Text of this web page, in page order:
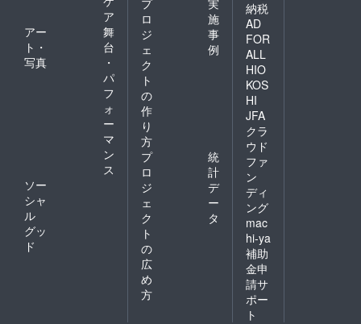
ア
アー
ト・
写真
舞
台
・
パ
フ
ォ
ー
マ
ン
ス
ソー
シャ
ル
グッ
ド
プ
ロ
ジ
ェ
ク
ト
の
作
り
方
実
施
事
例
プ
ロ
ジ
ェ
ク
ト
の
広
め
方
統
計
デ
ー
タ
納税
AD
FOR
ALL
HIO
KOS
HI
JFA
クラ
ウド
ファ
ン
ディ
ング
mac
hi-ya
補助
金申
請サ
ポー
ト